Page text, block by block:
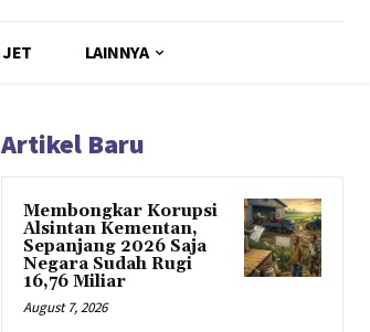
JET LAINNYA
Artikel Baru
Membongkar Korupsi
Alsintan Kementan,
Sepanjang 2026 Saja
Negara Sudah Rugi
16,76 Miliar
August 7, 2026